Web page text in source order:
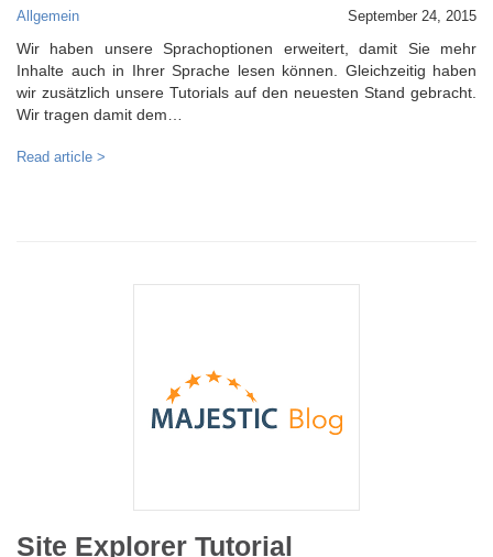
Allgemein September 24, 2015
Wir haben unsere Sprachoptionen erweitert, damit Sie mehr
Inhalte auch in Ihrer Sprache lesen können. Gleichzeitig haben
wir zusätzlich unsere Tutorials auf den neuesten Stand gebracht.
Wir tragen damit dem…
Read article >
Site Explorer Tutorial